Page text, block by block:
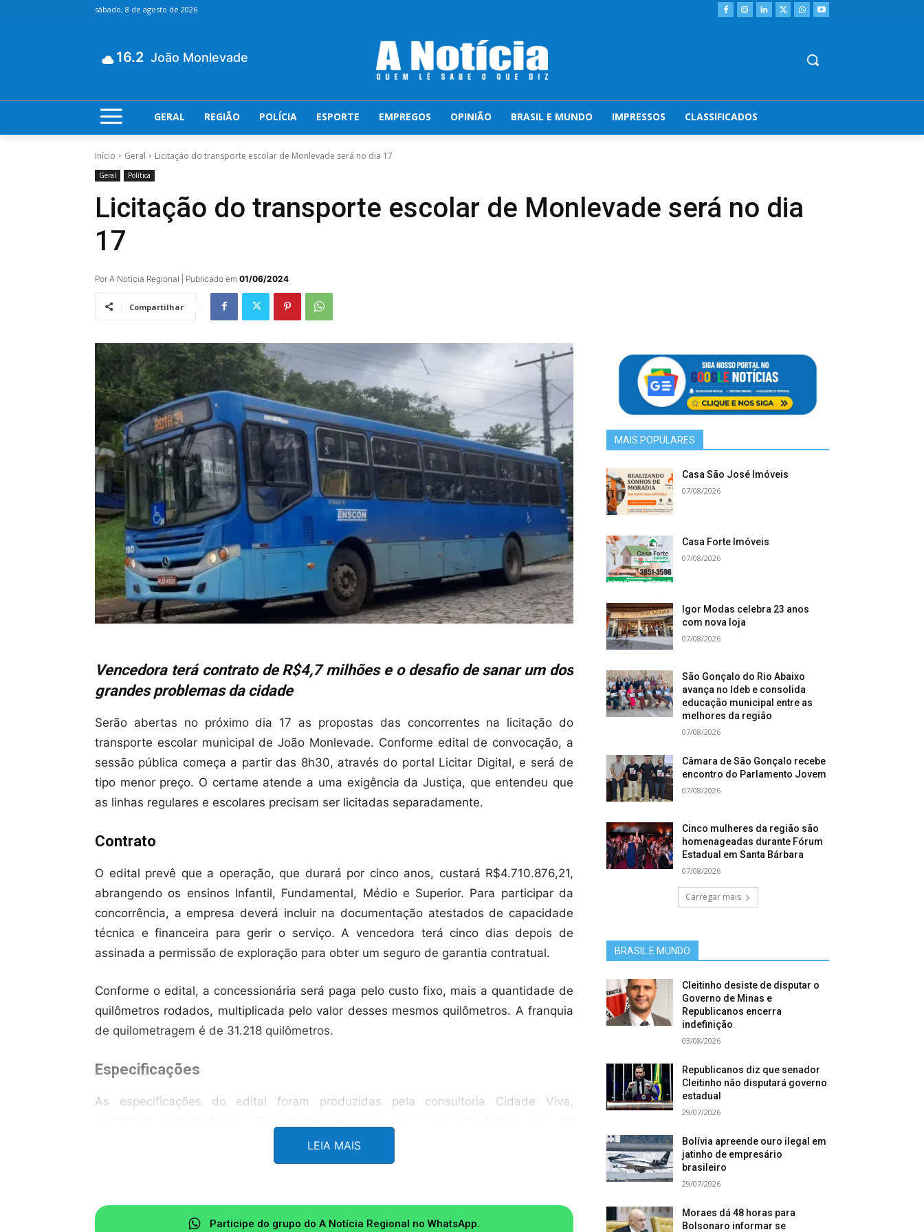
sábado, 8 de agosto de 2026
16.2 João Monlevade
GERAL REGIÃO POLÍCIA ESPORTE EMPREGOS OPINIÃO BRASIL E MUNDO IMPRESSOS CLASSIFICADOS
Início Geral Licitação do transporte escolar de Monlevade será no dia 17
Geral Política
Licitação do transporte escolar de Monlevade será no dia
17
Por A Notícia Regional | Publicado em 01/06/2024
Compartilhar
Vencedora terá contrato de R$4,7 milhões e o desafio de sanar um dos
grandes problemas da cidade
Serão abertas no próximo dia 17 as propostas das concorrentes na licitação do
transporte escolar municipal de João Monlevade. Conforme edital de convocação, a
sessão pública começa a partir das 8h30, através do portal Licitar Digital, e será de
tipo menor preço. O certame atende a uma exigência da Justiça, que entendeu que
as linhas regulares e escolares precisam ser licitadas separadamente.
Contrato
O edital prevê que a operação, que durará por cinco anos, custará R$4.710.876,21,
abrangendo os ensinos Infantil, Fundamental, Médio e Superior. Para participar da
concorrência, a empresa deverá incluir na documentação atestados de capacidade
técnica e financeira para gerir o serviço. A vencedora terá cinco dias depois de
assinada a permissão de exploração para obter um seguro de garantia contratual.
Conforme o edital, a concessionária será paga pelo custo fixo, mais a quantidade de
quilômetros rodados, multiplicada pelo valor desses mesmos quilômetros. A franquia
de quilometragem é de 31.218 quilômetros.
Especificações
As especificações do edital foram produzidas pela consultoria Cidade Viva,
assentos cada um, para atender às 12 escolas municipais e as oito estaduais.
Inicialmente, são previstas 19 linhas para atender a toda a demanda. Os ônibus
LEIA MAIS
Participe do grupo do A Notícia Regional no WhatsApp.
MAIS POPULARES
Casa São José Imóveis
07/08/2026
Casa Forte Imóveis
07/08/2026
Igor Modas celebra 23 anos
com nova loja
07/08/2026
São Gonçalo do Rio Abaixo
avança no Ideb e consolida
educação municipal entre as
melhores da região
07/08/2026
Câmara de São Gonçalo recebe
encontro do Parlamento Jovem
07/08/2026
Cinco mulheres da região são
homenageadas durante Fórum
Estadual em Santa Bárbara
07/08/2026
Carregar mais
BRASIL E MUNDO
Cleitinho desiste de disputar o
Governo de Minas e
Republicanos encerra
indefinição
03/08/2026
Republicanos diz que senador
Cleitinho não disputará governo
estadual
29/07/2026
Bolívia apreende ouro ilegal em
jatinho de empresário
brasileiro
29/07/2026
Moraes dá 48 horas para
Bolsonaro informar se